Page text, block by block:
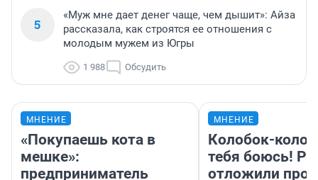
5
«Муж мне дает денег чаще, чем дышит»: Айза
рассказала, как строятся ее отношения с
молодым мужем из Югры
1 988 Обсудить
МНЕНИЕ
«Покупаешь кота в
мешке»:
предприниматель
МНЕНИЕ
Колобок-
тебя боюсь!
отложили